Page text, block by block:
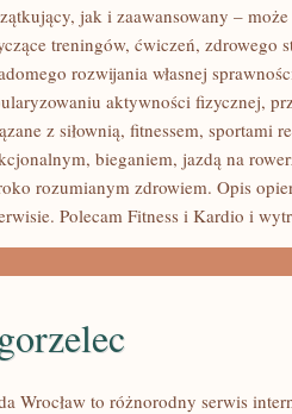
jak i zaawansowany –
treningów, ćwiczeń, zdrowego
rozwijania własnej
aktywności fizycznej,
z siłownią, fitnessem, sportami
bieganiem, jazdą na
rozumianym zdrowiem. Opis
Polecam Fitness i Kardio i
Wrocław to różnorodny serwis